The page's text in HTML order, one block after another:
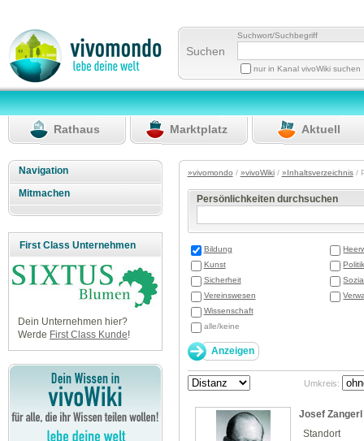
Suchen
Suchwort/Suchbegriff
nur in Kanal vivoWiki suchen
Rathaus Marktplatz Aktuell
Navigation
Mitmachen
First Class Unternehmen
Dein Unternehmen hier?
Werde First Class Kunde!
»vivomondo / »vivoWiki/ »Inhaltsverzeichnis/
Persönlichkeiten durchsuchen
Bildung
Kunst
Sicherheit
Vereinswesen
Wissenschaft
alle/keine
Umkreis:
Josef Zangerl
Standort